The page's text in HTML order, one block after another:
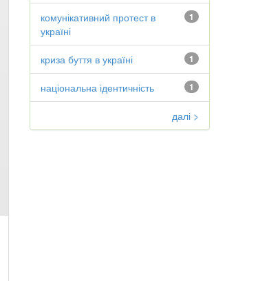
1
комунікативний протест в
україні
1
криза буття в україні
1
національна ідентичність
далі >